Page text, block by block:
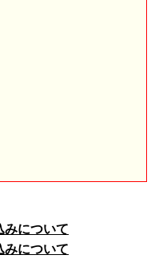
について
について